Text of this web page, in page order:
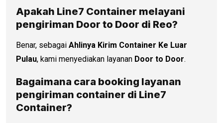
Apakah Line7 Container melayani
pengiriman Door to Door di Reo?
Benar, sebagai Ahlinya Kirim Container Ke Luar
Pulau, kami menyediakan layanan Door to Door.
Bagaimana cara booking layanan
pengiriman container di Line7
Container?